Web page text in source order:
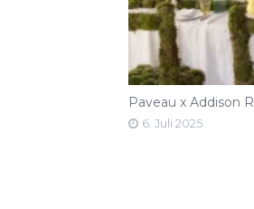
Paveau x Addison
6. Juli 2025